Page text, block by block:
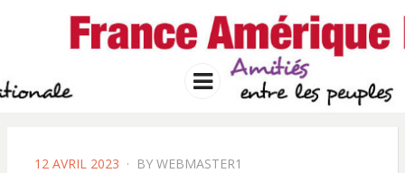
FRANCE
AMERIQUE
Solidarité international et Amitiés
entre les peuples
Menu
POSTED
12 AVRIL 2023 BY WEBMASTER1